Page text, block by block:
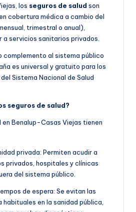
los seguros de salud son
cobertura médica a cambio del
trimestral o anual),
servicios sanitarios privados.
complemento al sistema público
es universal y gratuito para los
Sistema Nacional de Salud
seguros de salud?
en Benalup-Casas Viejas tienen
privada: Permiten acudir a
privados, hospitales y clínicas
del sistema público.
de espera: Se evitan las
en la sanidad pública,